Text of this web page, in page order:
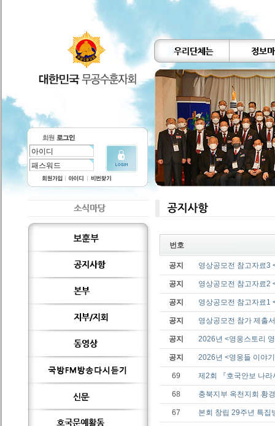
번호
공지 영상공모전 참고자료
공지 영상공모전 참고자료
공지 영상공모전 참고자료1
공지 영상공모전 참가 제출
공지 2026년 <영웅스토리
공지 2026년 <영웅들 이야
69 제2회 『호국안보 나
68 충북지부 옥천지회 황
67 본회 창립 29주년 특